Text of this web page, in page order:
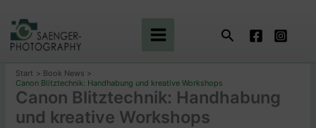
Inhalt
springen
Suchen
Start
Book News
Canon Blitztechnik: Handhabung und kreative Workshops
Canon Blitztechnik: Handhabung
und kreative Workshops